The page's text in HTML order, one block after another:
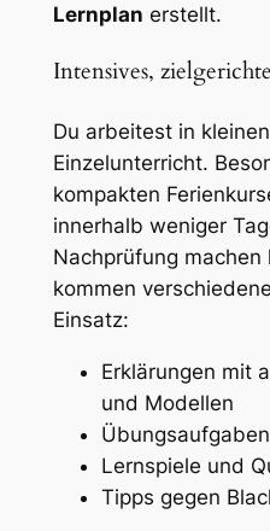
Lernplan erstellt.
Intensives,
Du arbeitest in
Einzelunterricht.
kompakten
innerhalb weniger
Nachprüfung machen
kommen
Einsatz:
Erklärungen mit
und Modellen
Lernspiele und
Tipps gegen